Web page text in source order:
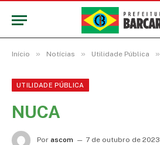
Início » Notícias » Utilidade Pública »
UTILIDADE PÚBLICA
NUCA
Por ascom
7 de outubro de 2023